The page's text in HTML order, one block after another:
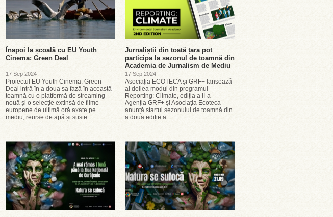
Înapoi la școală cu EU Youth
Cinema: Green Deal
17 Sep 2024
Proiectul EU Youth Cinema: Green
Deal intră în a doua sa fază în această
toamnă cu o platformă de streaming
nouă și o selecție extinsă de filme
europene de ultimă oră axate pe
mediu, reurse de apă și suste...
Jurnaliștii din toată țara pot
participa la sezonul de toamnă din
Academia de Jurnalism de Mediu
17 Sep 2024
Asociația ECOTECA și GRF+ lansează
al doilea modul din programul
Reporting: Climate, ediția a II-a
Agenția GRF+ și Asociația Ecoteca
anunță startul sezonului de toamnă din
a doua ediție a...